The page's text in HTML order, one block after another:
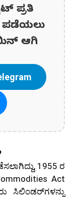
ಪ್ರತಿ
ಆಗಿ
1955 ರ
Act
ಸಿಲಿಂಡರ್‌ಗಳನ್ನು